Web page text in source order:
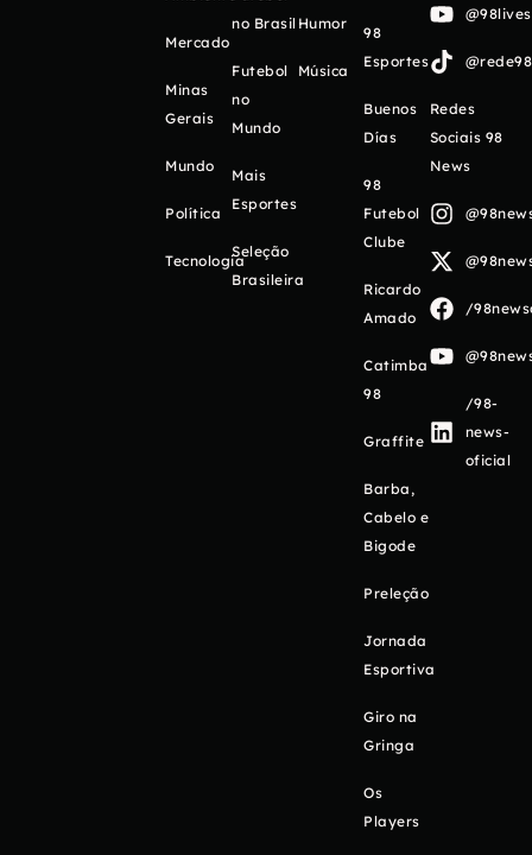
Mercado
Minas
Gerais
Mundo
Política
Tecnologia
no Brasil
Futebol
no
Mundo
Mais
Esportes
Seleção
Brasileira
Humor
Música
98
Esportes
Buenos
Días
98
Futebol
Clube
Ricardo
Amado
Catimba
98
Graffite
Barba,
Cabelo e
Bigode
Preleção
Jornada
Esportiva
Giro na
Gringa
Os
Players
Redes
Sociais 98
News
/
/98-
news-
oficial